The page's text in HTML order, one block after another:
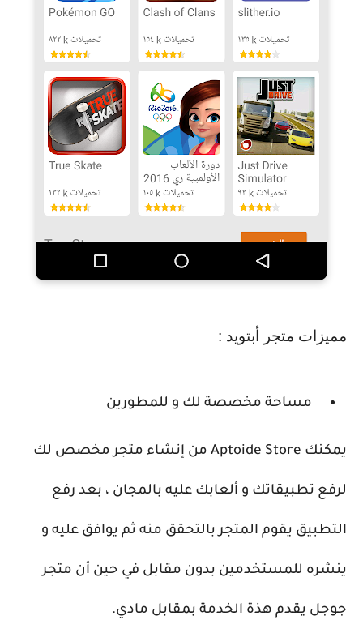
مميزات متجر أبتويد :
مساحة مخصصة لك و للمطورين
يمكنك Aptoide Store من إنشاء متجر مخصص لك
لرفع تطبيقاتك و ألعابك عليه بالمجان ، بعد رفع
التطبيق يقوم المتجر بالتحقق منه ثم يوافق عليه و
ينشره للمستخدمين بدون مقابل في حين أن متجر
جوجل يقدم هذة الخدمة بمقابل مادي.